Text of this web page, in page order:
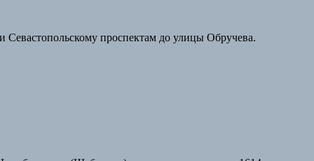
проспектам до улицы Обручева.